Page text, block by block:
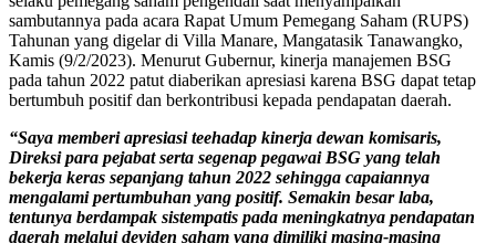
sambutannya pada acara Rapat Umum Pemegang Saham (RUPS)
Tahunan yang digelar di Villa Manare, Mangatasik Tanawangko,
Kamis (9/2/2023). Menurut Gubernur, kinerja manajemen BSG
pada tahun 2022 patut diaberikan apresiasi karena BSG dapat tetap
bertumbuh positif dan berkontribusi kepada pendapatan daerah.
“Saya memberi apresiasi teehadap kinerja dewan komisaris,
Direksi para pejabat serta segenap pegawai BSG yang telah
bekerja keras sepanjang tahun 2022 sehingga capaiannya
mengalami pertumbuhan yang positif. Semakin besar laba,
tentunya berdampak sistempatis pada meningkatnya pendapatan
daerah melalui deviden saham yang dimiliki masing-masing